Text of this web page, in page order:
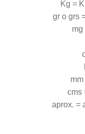
Kg =
gr o grs
mg
cms
aprox. =